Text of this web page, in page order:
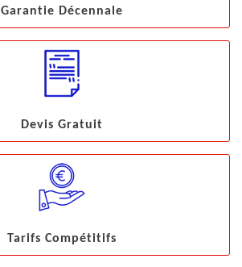
Garantie Décennale
Devis Gratuit
Tarifs Compétitifs